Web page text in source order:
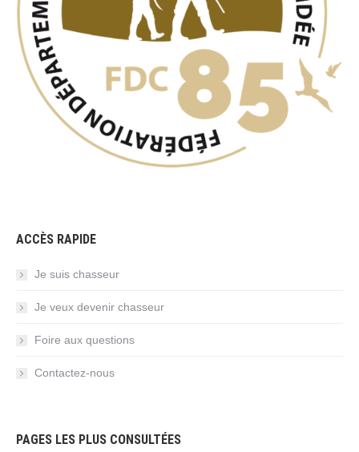
ACCÈS RAPIDE
Je suis chasseur
Je veux devenir chasseur
Foire aux questions
Contactez-nous
PAGES LES PLUS CONSULTÉES